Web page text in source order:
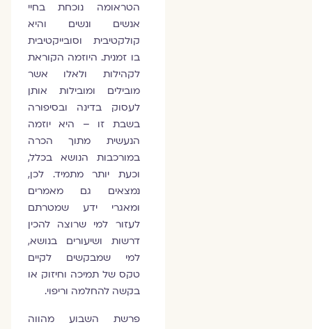
הטראומה נוכחת בחיי
אנשים ונשים והיא
קולקטיבית וסובייקטיבית
בו זמנית. היוזמה הקוראת
לקהילות ולאלו אשר
מובילים ומובילות אותן
לעסוק בדינה ובסיפורה
בשבת זו – היא יוזמה
הנעשית מתוך הכרה
במורכבות הנושא בכלל,
וכעת יותר מתמיד. לכן,
נמצאים גם מאמרים
ומאגרי ידע שמטרתם
לעזור למי שרוצה להכין
דרשות ושיעורים בנושא,
למי שמבקשים לקיים
טקס של תמיכה וחיזוק או
בקשה להחלמה וריפוי.
פרשת השבוע מהווה